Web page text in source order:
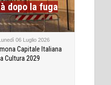
dopo la fuga
Lunedì 06 Luglio 2026
Capitale Italiana
Cultura 2029